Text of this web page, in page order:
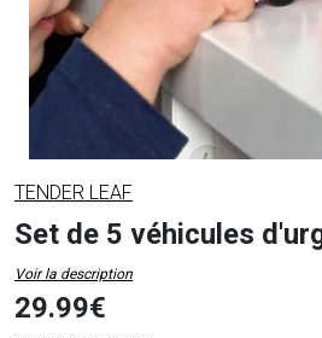
TENDER LEAF
Set de 5 véhicules
Voir la description
29.99€